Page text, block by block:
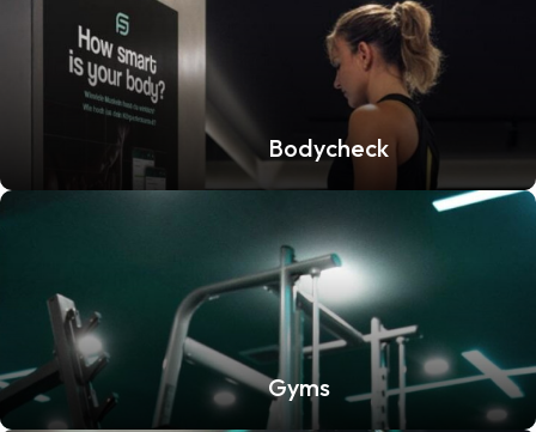
Bodycheck
Gyms